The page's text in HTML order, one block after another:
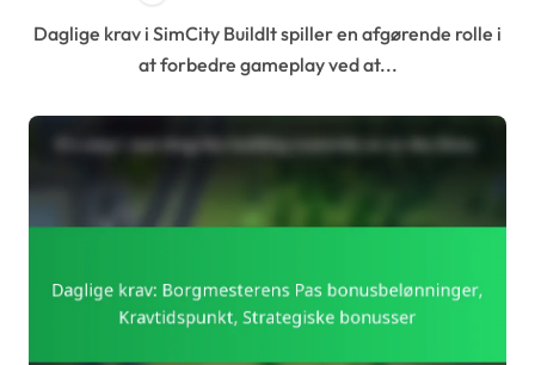
Daglige krav i SimCity BuildIt spiller en afgørende rolle i
at forbedre gameplay ved at...